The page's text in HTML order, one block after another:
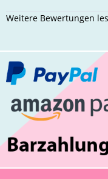
Weitere Bewertungen